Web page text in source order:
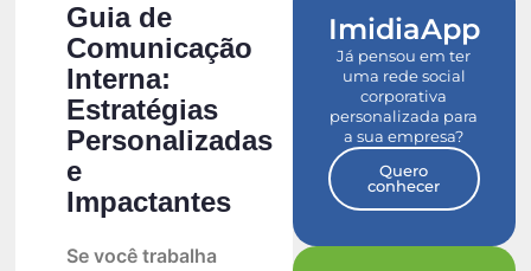
Guia de
Comunicação
Interna:
Estratégias
Personalizadas
e
Impactantes
Se você trabalha
ImidiaApp
Já pensou em ter
uma rede social
corporativa
personalizada para
a sua empresa?
Quero
conhecer